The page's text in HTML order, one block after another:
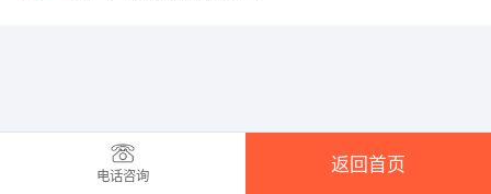
电话咨询
返回首页